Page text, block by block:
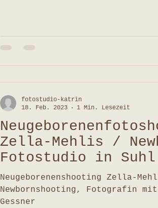
Zella-Mehlis /
Fotostudio in
Gessner / mit
Neugeborenenshooting Zella-
Newbornshooting, Fotografin
Gessner
fotostudio-katrin
18. Feb. 2023
1 Min. Lesezeit